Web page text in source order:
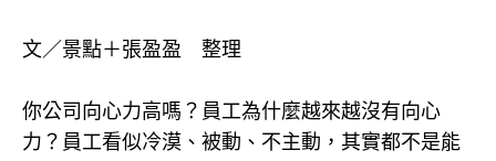
文／景點＋張盈盈 整理
你公司向心力高嗎？員工為什麼越來越沒有向心
力？員工看似冷漠、被動、不主動，其實都不是能